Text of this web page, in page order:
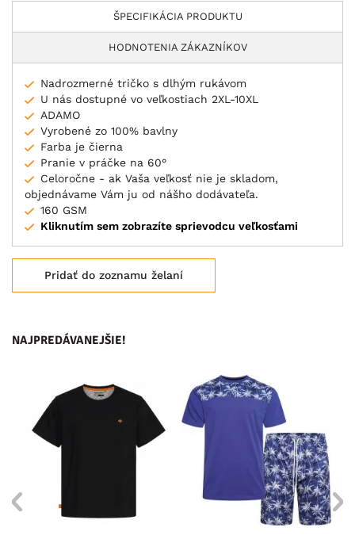
ŠPECIFIKÁCIA PRODUKTU
HODNOTENIA ZÁKAZNÍKOV
Nadrozmerné tričko s dlhým rukávom
U nás dostupné vo veľkostiach 2XL-10XL
ADAMO
Vyrobené zo 100% bavlny
Farba je čierna
Pranie v práčke na 60°
Celoročne - ak Vaša veľkosť nie je skladom,
objednávame Vám ju od nášho dodávateľa.
160 GSM
Kliknutím sem zobrazíte sprievodcu veľkosťami
Pridať do zoznamu želaní
NAJPREDÁVANEJŠIE!